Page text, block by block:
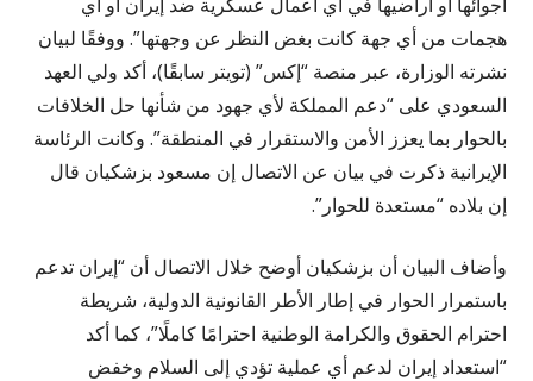
هجمات من أي جهة كانت بغض النظر عن وجهتها”. ووفقًا لبيان
نشرته الوزارة، عبر منصة “إكس” (تويتر سابقًا)، أكد ولي العهد
السعودي على “دعم المملكة لأي جهود من شأنها حل الخلافات
بالحوار بما يعزز الأمن والاستقرار في المنطقة”. وكانت الرئاسة
الإيرانية ذكرت في بيان عن الاتصال إن مسعود بزشكيان قال
إن بلاده “مستعدة للحوار”.
وأضاف البيان أن بزشكيان أوضح خلال الاتصال أن “إيران تدعم
باستمرار الحوار في إطار الأطر القانونية الدولية، شريطة
احترام الحقوق والكرامة الوطنية احترامًا كاملًا”، كما أكد
“استعداد إيران لدعم أي عملية تؤدي إلى السلام وخفض